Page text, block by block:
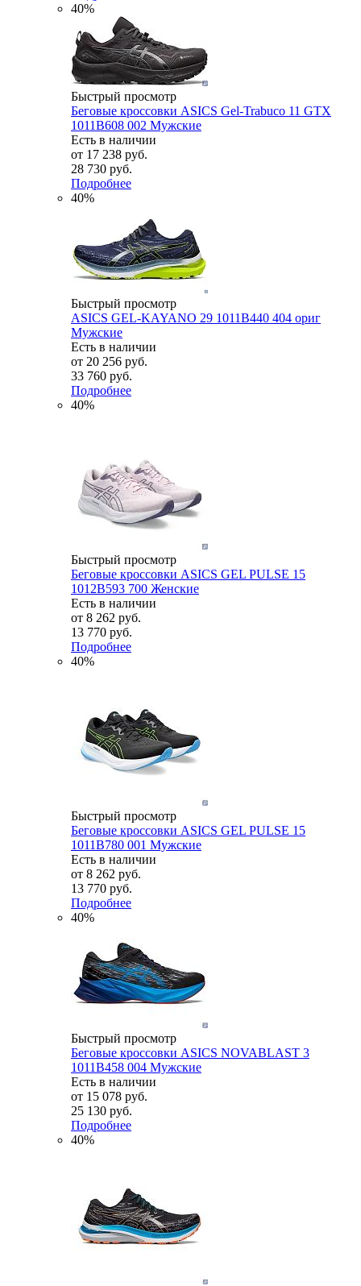
40%
Быстрый просмотр
Беговые кроссовки ASICS Gel-Trabuco 11 GTX
1011B608 002 Мужские
Есть в наличии
от 17 238 руб.
28 730 руб.
Подробнее
40%
Быстрый просмотр
ASICS GEL-KAYANO 29 1011B440 404 ориг
Мужские
Есть в наличии
от 20 256 руб.
33 760 руб.
Подробнее
40%
Быстрый просмотр
Беговые кроссовки ASICS GEL PULSE 15
1012B593 700 Женские
Есть в наличии
от 8 262 руб.
13 770 руб.
Подробнее
40%
Быстрый просмотр
Беговые кроссовки ASICS GEL PULSE 15
1011B780 001 Мужские
Есть в наличии
от 8 262 руб.
13 770 руб.
Подробнее
40%
Быстрый просмотр
Беговые кроссовки ASICS NOVABLAST 3
1011B458 004 Мужские
Есть в наличии
от 15 078 руб.
25 130 руб.
Подробнее
40%